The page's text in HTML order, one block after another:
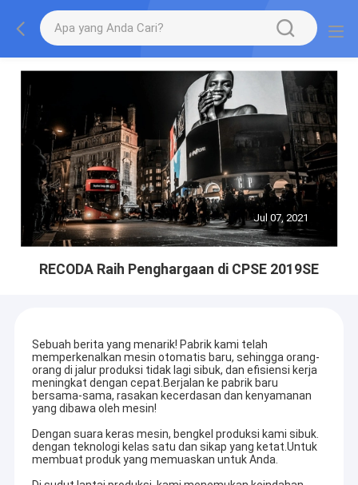
Jul 07, 2021
RECODA Raih Penghargaan di CPSE 2019SE
Sebuah berita yang menarik! Pabrik kami telah
memperkenalkan mesin otomatis baru, sehingga orang-
orang di jalur produksi tidak lagi sibuk, dan efisiensi kerja
meningkat dengan cepat.Berjalan ke pabrik baru
bersama-sama, rasakan kecerdasan dan kenyamanan
yang dibawa oleh mesin!
Dengan suara keras mesin, bengkel produksi kami sibuk.
dengan teknologi kelas satu dan sikap yang ketat.Untuk
membuat produk yang memuaskan untuk Anda.